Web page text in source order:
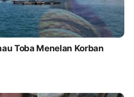
Toba Menelan Korban